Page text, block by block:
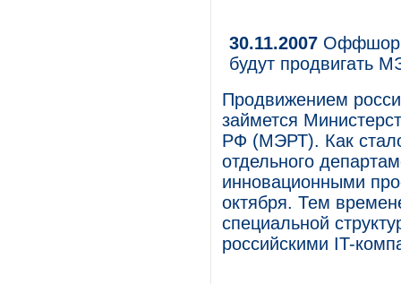
30.11.2007
будут продвигать
Продвижением
займется
РФ (МЭРТ). Как
отдельного
инновационными
октября. Тем
специальной
российскими IT-